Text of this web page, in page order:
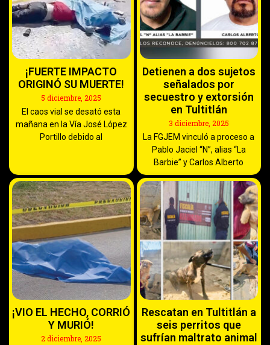
¡FUERTE IMPACTO
ORIGINÓ SU MUERTE!
5 diciembre, 2025
El caos vial se desató esta
mañana en la Vía José López
Portillo debido al
Detienen a dos sujetos
señalados por
secuestro y extorsión
en Tultitlán
3 diciembre, 2025
La FGJEM vinculó a proceso a
Pablo Jaciel “N”, alias “La
Barbie” y Carlos Alberto
¡VIO EL HECHO, CORRIÓ
Y MURIÓ!
2 diciembre, 2025
Rescatan en Tultitlán a
seis perritos que
sufrían maltrato animal